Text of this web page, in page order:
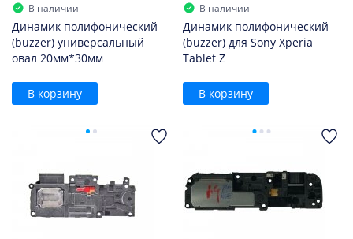
В наличии
Динамик полифонический
(buzzer) универсальный
овал 20мм*30мм
В корзину
В наличии
Динамик полифонический
(buzzer) для Sony Xperia
Tablet Z
В корзину